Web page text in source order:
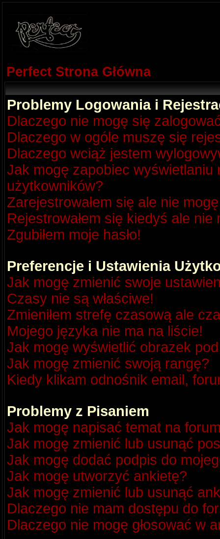
Perfect Strona Główna
Problemy Logowania i
Dlaczego nie mogę się
Dlaczego w ogóle muszę się
Dlaczego wciąż jestem
Jak mogę zapobiec
użytkowników?
Zarejestrowałem się ale nie
Rejestrowałem się kiedyś ale
Zgubiłem moje hasło!
Preferencje i Ustawienia
Jak mogę zmienić swoje
Czasy nie są właściwe!
Zmieniłem strefę czasową ale
Mojego języka nie ma na liście!
Jak mogę wyświetlić obrazek
Jak mogę zmienić swoją rangę?
Kiedy klikam odnośnik email,
Problemy z Pisaniem
Jak mogę napisać temat na
Jak mogę zmienić lub usunąć
Jak mogę dodać podpis do
Jak mogę utworzyć ankietę?
Jak mogę zmienić lub usunąć
Dlaczego nie mam dostępu do
Dlaczego nie mogę głosować w